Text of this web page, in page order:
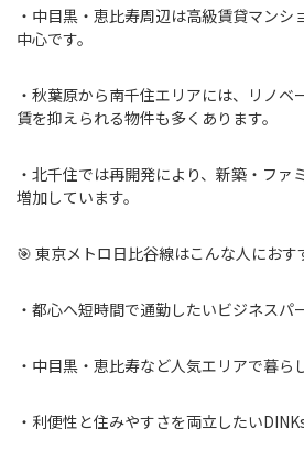
・中目黒・恵比寿周辺は高級賃貸マンシ
中心です。
・秋葉原から南千住エリアには、リノベ
賃を抑えられる物件も多くあります。
・北千住では再開発により、新築・ファ
増加しています。
🎯 東京メトロ日比谷線はこんな人におす
・都心へ短時間で通勤したいビジネスパ
・中目黒・恵比寿など人気エリアで暮ら
・利便性と住みやすさを両立したい